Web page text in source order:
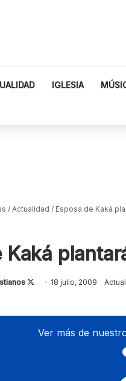
IGLESIA
/ Actualidad / Esposa de Kaká
Kaká
Follow18 julio, 2009
Ver más de